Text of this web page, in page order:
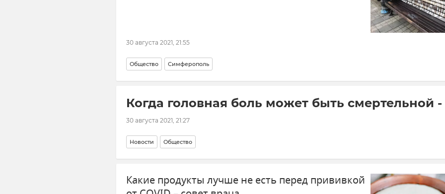
30 августа 2021, 21:55
Общество Симферополь
Когда головная боль может быть смертельной -
30 августа 2021, 21:27
Новости Общество
Какие продукты лучше не есть перед прививкой